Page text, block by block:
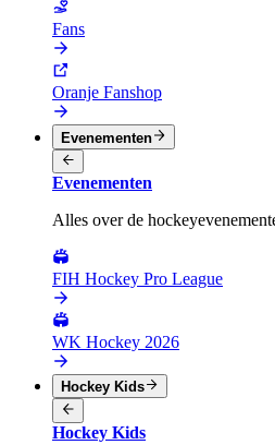
Fans
Oranje Fanshop
Evenementen
Evenementen
Alles over de
FIH Hockey Pro League
WK Hockey 2026
Hockey Kids
Hockey Kids